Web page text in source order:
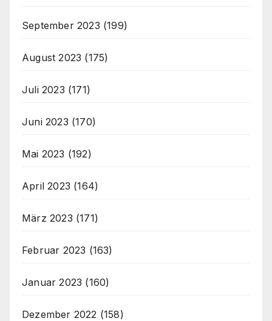
September 2023 (199)
August 2023 (175)
Juli 2023 (171)
Juni 2023 (170)
Mai 2023 (192)
April 2023 (164)
März 2023 (171)
Februar 2023 (163)
Januar 2023 (160)
Dezember 2022 (158)